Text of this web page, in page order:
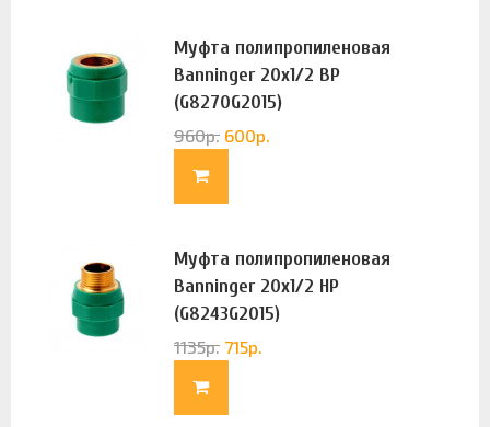
Муфта полипропиленовая
Banninger 20х1/2 ВР
(G8270G2015)
960р. 600р.
Муфта полипропиленовая
Banninger 20х1/2 НР
(G8243G2015)
1135р. 715р.